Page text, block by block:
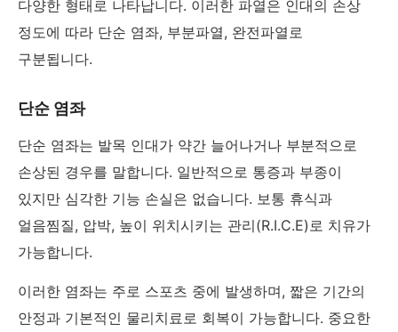
다양한 형태로 나타납니다. 이러한 파열은 인대의 손상
정도에 따라 단순 염좌, 부분파열, 완전파열로
구분됩니다.
단순 염좌
단순 염좌는 발목 인대가 약간 늘어나거나 부분적으로
손상된 경우를 말합니다. 일반적으로 통증과 부종이
있지만 심각한 기능 손실은 없습니다. 보통 휴식과
얼음찜질, 압박, 높이 위치시키는 관리(R.I.C.E)로 치유가
가능합니다.
이러한 염좌는 주로 스포츠 중에 발생하며, 짧은 기간의
안정과 기본적인 물리치료로 회복이 가능합니다. 중요한